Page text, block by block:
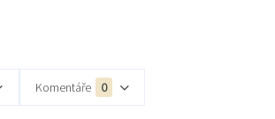
Komentáře 0